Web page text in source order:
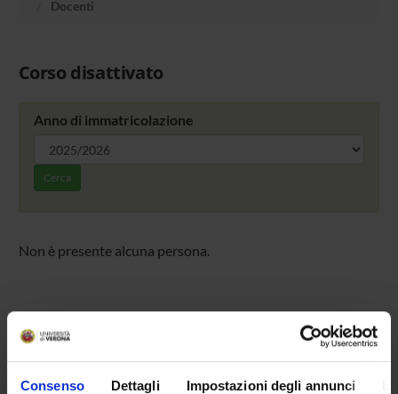
Consenso Dettagli Impostazioni degli annunci
Docenti
Corso disattivato
Anno di immatricolazione
Cerca
Non è presente alcuna persona.
Presentazione
Come iscriversi
Insegnamenti